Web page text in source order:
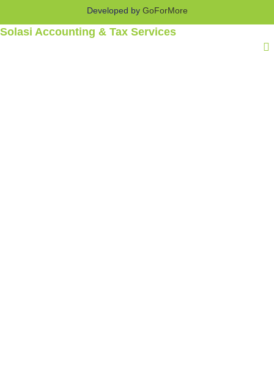
Developed by GoForMore
Solasi Accounting & Tax Services